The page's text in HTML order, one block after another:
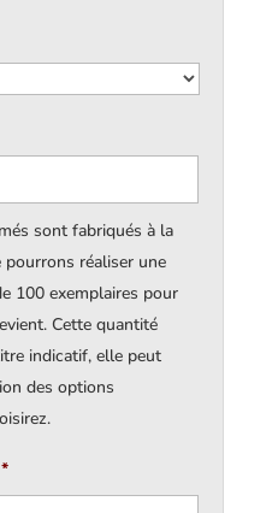
sont fabriqués à la
pourrons réaliser une
100 exemplaires pour
Cette quantité
indicatif, elle peut
des options
*